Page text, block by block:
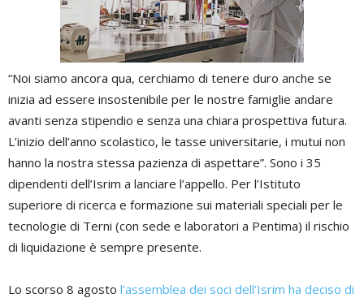
“Noi siamo ancora qua, cerchiamo di tenere duro anche se
inizia ad essere insostenibile per le nostre famiglie andare
avanti senza stipendio e senza una chiara prospettiva futura.
L’inizio dell’anno scolastico, le tasse universitarie, i mutui non
hanno la nostra stessa pazienza di aspettare”. Sono i 35
dipendenti dell’Isrim a lanciare l’appello. Per l’Istituto
superiore di ricerca e formazione sui materiali speciali per le
tecnologie di Terni (con sede e laboratori a Pentima) il rischio
di liquidazione è sempre presente.
Lo scorso 8 agosto l’assemblea dei soci dell’Isrim ha deciso di